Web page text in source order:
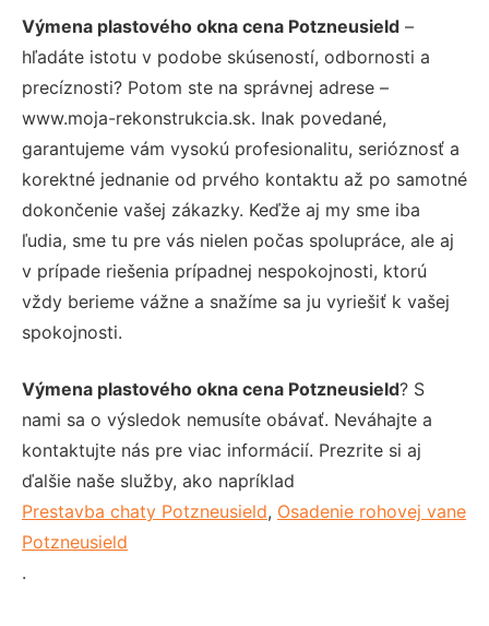
Výmena plastového okna cena Potzneusield –
hľadáte istotu v podobe skúseností, odbornosti a
precíznosti? Potom ste na správnej adrese –
www.moja-rekonstrukcia.sk. Inak povedané,
garantujeme vám vysokú profesionalitu, serióznosť a
korektné jednanie od prvého kontaktu až po samotné
dokončenie vašej zákazky. Keďže aj my sme iba
ľudia, sme tu pre vás nielen počas spolupráce, ale aj
v prípade riešenia prípadnej nespokojnosti, ktorú
vždy berieme vážne a snažíme sa ju vyriešiť k vašej
spokojnosti.
Výmena plastového okna cena Potzneusield? S
nami sa o výsledok nemusíte obávať. Neváhajte a
kontaktujte nás pre viac informácií. Prezrite si aj
ďalšie naše služby, ako napríklad
Prestavba chaty Potzneusield, Osadenie rohovej vane
Potzneusield
.